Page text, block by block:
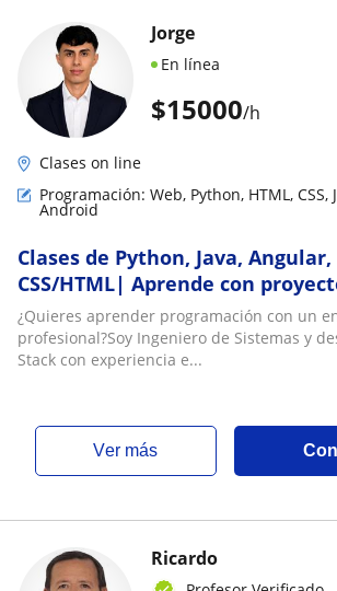
$15000/h
Jorge
En línea
Clases on line
Programación: Web, Python, HTML, CSS,
Android
Clases de Python, Java,
CSS/HTML| Aprende con
¿Quieres aprender programación con un
profesional?Soy Ingeniero de Sistemas y
Stack con experiencia e...
ver más
Ricardo